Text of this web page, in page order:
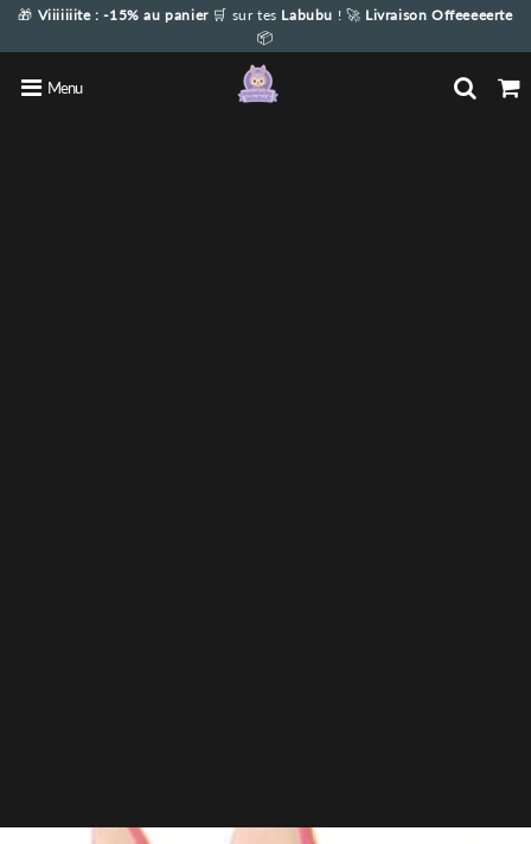
🎁 Viiiiiiite : -15% au panier 🛒 sur tes Labubu ! 🚀 Livraison Offeeeeerte
📦
Menu